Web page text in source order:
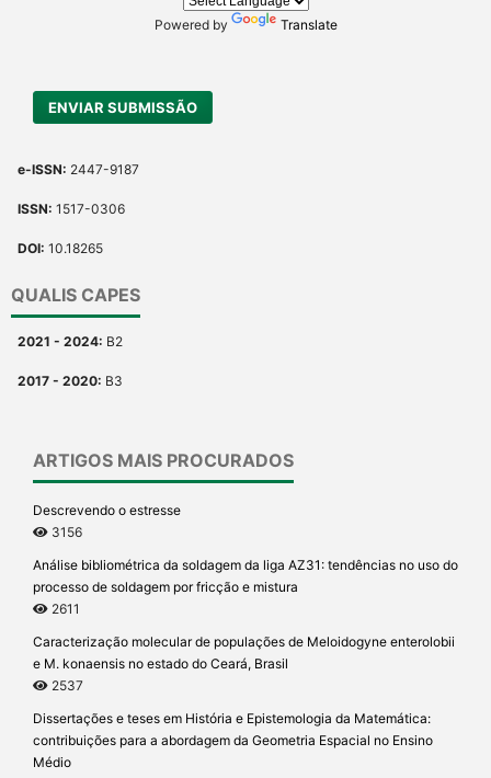
Powered by Translate
ENVIAR SUBMISSÃO
e-ISSN: 2447-9187
ISSN: 1517-0306
DOI: 10.18265
QUALIS CAPES
2021 - 2024: B2
2017 - 2020: B3
ARTIGOS MAIS PROCURADOS
Descrevendo o estresse
3156
Análise bibliométrica da soldagem da liga AZ31: tendências no uso do
processo de soldagem por fricção e mistura
2611
Caracterização molecular de populações de Meloidogyne enterolobii
e M. konaensis no estado do Ceará, Brasil
2537
Dissertações e teses em História e Epistemologia da Matemática:
contribuições para a abordagem da Geometria Espacial no Ensino
Médio